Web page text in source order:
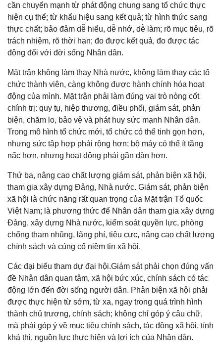
cần chuyển mạnh từ phát động chung sang tổ chức thực
hiện cụ thể; từ khẩu hiệu sang kết quả; từ hình thức sang
thực chất; bảo đảm dễ hiểu, dễ nhớ, dễ làm; rõ mục tiêu, rõ
trách nhiệm, rõ thời hạn; đo được kết quả, đo được tác
động đối với đời sống Nhân dân.
Mặt trận không làm thay Nhà nước, không làm thay các tổ
chức thành viên, càng không được hành chính hóa hoạt
động của mình. Mặt trận phải làm đúng vai trò nòng cốt
chính trị: quy tụ, hiệp thương, điều phối, giám sát, phản
biện, chăm lo, bảo vệ và phát huy sức mạnh Nhân dân.
Trong mô hình tổ chức mới, tổ chức có thể tinh gọn hơn,
nhưng sức tập hợp phải rộng hơn; bộ máy có thể ít tầng
nấc hơn, nhưng hoạt động phải gần dân hơn.
Thứ ba, nâng cao chất lượng giám sát, phản biện xã hội,
tham gia xây dựng Đảng, Nhà nước. Giám sát, phản biện
xã hội là chức năng rất quan trọng của Mặt trận Tổ quốc
Việt Nam; là phương thức để Nhân dân tham gia xây dựng
Đảng, xây dựng Nhà nước, kiểm soát quyền lực, phòng
chống tham nhũng, lãng phí, tiêu cực, nâng cao chất lượng
chính sách và củng cố niềm tin xã hội.
Các đại biểu tham dự đại hội.Giám sát phải chọn đúng vấn
đề Nhân dân quan tâm, xã hội bức xúc, chính sách có tác
động lớn đến đời sống người dân. Phản biện xã hội phải
được thực hiện từ sớm, từ xa, ngay trong quá trình hình
thành chủ trương, chính sách; không chỉ góp ý câu chữ,
mà phải góp ý về mục tiêu chính sách, tác động xã hội, tính
khả thi, nguồn lực thực hiện và lợi ích của Nhân dân.